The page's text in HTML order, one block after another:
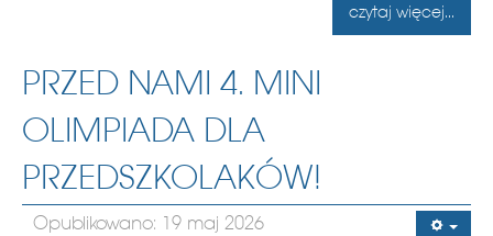
czytaj więcej...
PRZED NAMI 4. MINI
OLIMPIADA DLA
PRZEDSZKOLAKÓW!
Opublikowano: 19 maj 2026